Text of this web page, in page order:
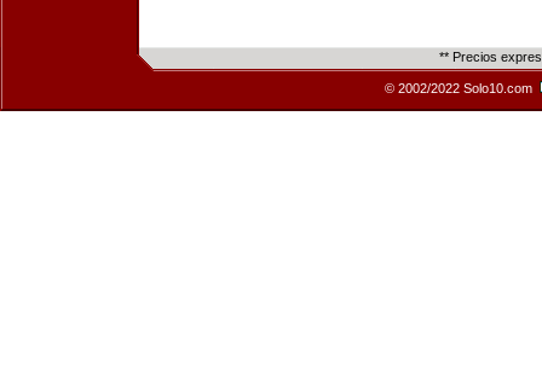
** Precios
© 2002/2022 Solo10.com